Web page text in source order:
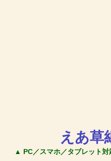
えあ草
▲ PC／スマホ／タブレット